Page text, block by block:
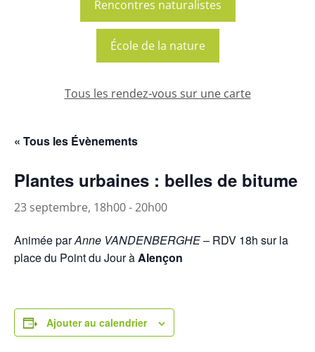
Rencontres naturalistes
École de la nature
Tous les rendez-vous sur une carte
« Tous les Évènements
Plantes urbaines : belles de bitume
23 septembre, 18h00-20h00
Animée parAnne VANDENBERGHE– RDV 18h sur la
place du Point du Jour àAlençon
Ajouter au calendrier